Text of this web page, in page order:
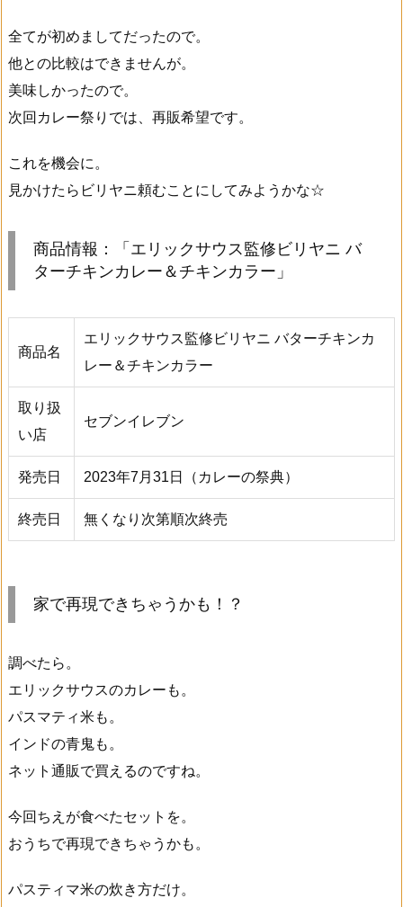
全てが初めましてだったので。
他との比較はできませんが。
美味しかったので。
次回カレー祭りでは、再販希望です。
これを機会に。
見かけたらビリヤニ頼むことにしてみようかな☆
商品情報：「エリックサウス監修ビリヤニ バ
ターチキンカレー＆チキンカラー」
商品名
エリックサウス監修ビリヤニ バターチキンカ
レー＆チキンカラー
取り扱
い店
セブンイレブン
発売日 2023年7月31日（カレーの祭典）
終売日 無くなり次第順次終売
家で再現できちゃうかも！？
調べたら。
エリックサウスのカレーも。
パスマティ米も。
インドの青鬼も。
ネット通販で買えるのですね。
今回ちえが食べたセットを。
おうちで再現できちゃうかも。
パスティマ米の炊き方だけ。